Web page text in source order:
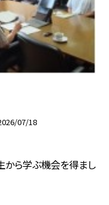
07/18
ら学ぶ機会を得まし